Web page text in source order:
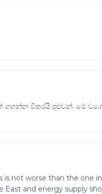
ගහන්න විතරයි පුළුවන්. මේ
is not worse than the one
and energy supply